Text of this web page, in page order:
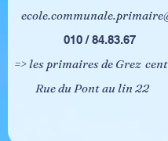
=> les primaires
Rue du Pont au lin 22